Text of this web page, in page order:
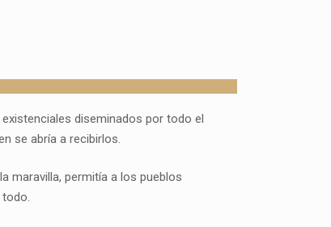
diseminados por todo el
se abría a recibirlos.
maravilla, permitía a los pueblos